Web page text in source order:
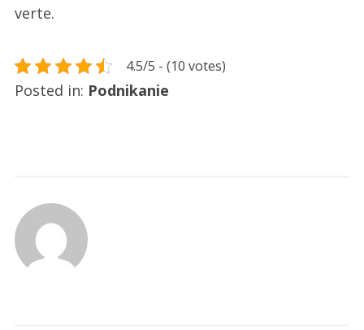
verte.
4.5/5 - (10 votes)
Posted in: Podnikanie